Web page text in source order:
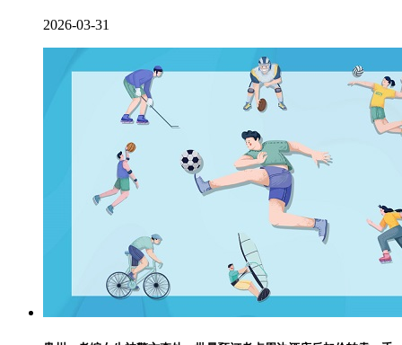
2026-03-31